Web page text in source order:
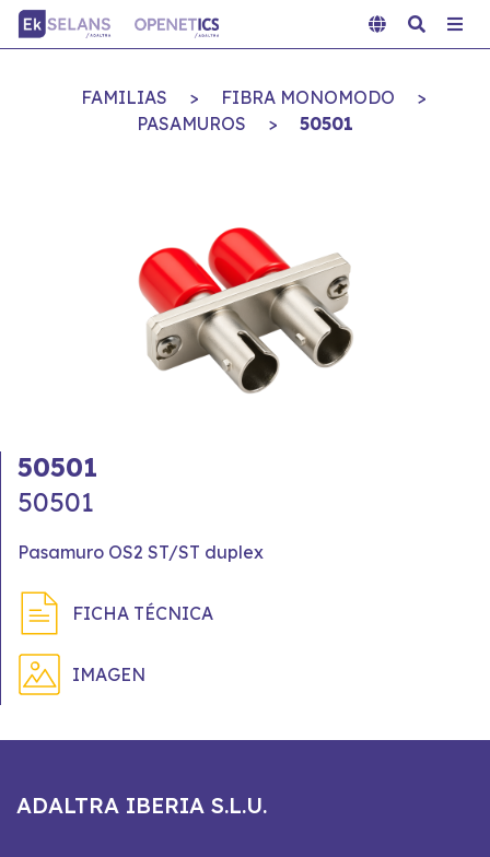
FAMILIAS > FIBRA MONOMODO
>
PASAMUROS
> 50501
50501
50501
Pasamuro OS2 ST/ST duplex
FICHA TÉCNICA
IMAGEN
ADALTRA IBERIA S.L.U.